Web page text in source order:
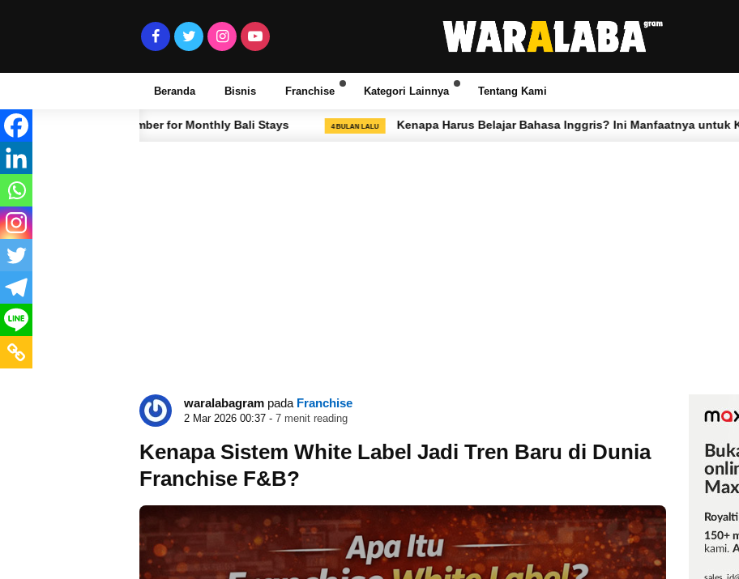
Beranda Bisnis Franchise Kategori Lainnya Tentang Kami
Number for Monthly Bali Stays 4 BULAN LALU Kenapa Harus Belajar Bahasa Inggris? Ini Manfaatnya untuk Kehidupan Kamu
waralabagram pada Franchise
2 Mar 2026 00:37 - 7 menit reading
Kenapa Sistem White Label Jadi Tren Baru di Dunia
Franchise F&B?